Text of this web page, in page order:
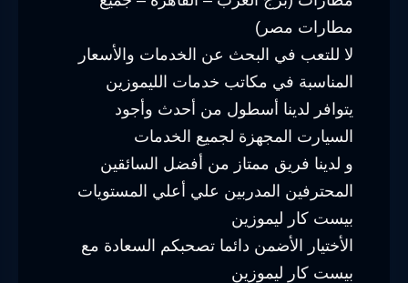
مطارات مصر)
لا للتعب في البحث عن الخدمات والأسعار
المناسبة في مكاتب خدمات الليموزين
يتوافر لدينا أسطول من أحدث وأجود
السيارت المجهزة لجميع الخدمات
و لدينا فريق ممتاز من أفضل السائقين
المحترفين المدربين علي أعلي المستويات
بيست كار ليموزين
الأختيار الأضمن دائما تصحبكم السعادة مع
بيست كار ليموزين